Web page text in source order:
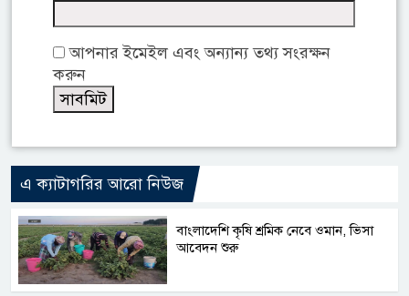
আপনার ইমেইল এবং অন্যান্য তথ্য সংরক্ষন
করুন
এ ক্যাটাগরির আরো নিউজ
বাংলাদেশি কৃষি শ্রমিক নেবে ওমান, ভিসা
আবেদন শুরু